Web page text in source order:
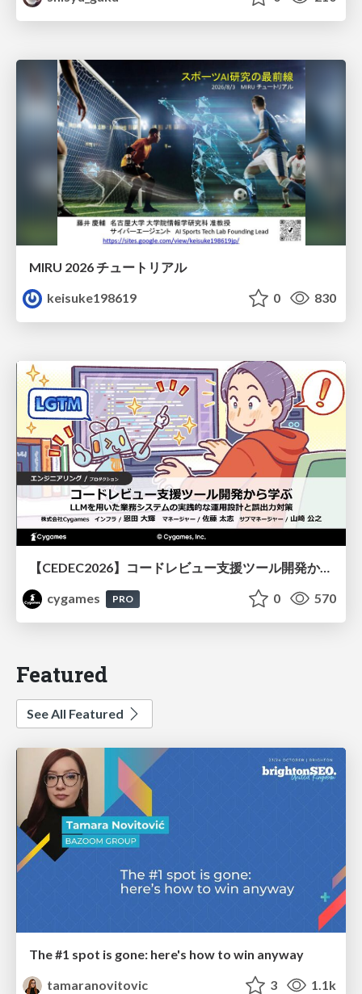
MIRU 2026 チュートリアル
keisuke198619
0 830
【CEDEC2026】コードレビュー支援ツール開発から学ぶ：LLMを用いた業務システムの実践的な運用設計と誤出力対策
cygames
PRO 0 570
Featured
See All Featured
The #1 spot is gone: here's how to win anyway
tamaranovitovic
3 1.1k